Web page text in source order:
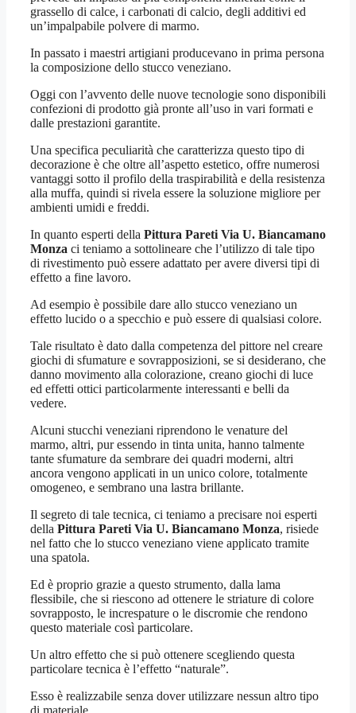
grassello di calce, i carbonati di calcio, degli additivi ed
un’impalpabile polvere di marmo.
In passato i maestri artigiani producevano in prima persona
la composizione dello stucco veneziano.
Oggi con l’avvento delle nuove tecnologie sono disponibili
confezioni di prodotto già pronte all’uso in vari formati e
dalle prestazioni garantite.
Una specifica peculiarità che caratterizza questo tipo di
decorazione è che oltre all’aspetto estetico, offre numerosi
vantaggi sotto il profilo della traspirabilità e della resistenza
alla muffa, quindi si rivela essere la soluzione migliore per
ambienti umidi e freddi.
In quanto esperti della Pittura Pareti Via U. Biancamano
Monza ci teniamo a sottolineare che l’utilizzo di tale tipo
di rivestimento può essere adattato per avere diversi tipi di
effetto a fine lavoro.
Ad esempio è possibile dare allo stucco veneziano un
effetto lucido o a specchio e può essere di qualsiasi colore.
Tale risultato è dato dalla competenza del pittore nel creare
giochi di sfumature e sovrapposizioni, se si desiderano, che
danno movimento alla colorazione, creano giochi di luce
ed effetti ottici particolarmente interessanti e belli da
vedere.
Alcuni stucchi veneziani riprendono le venature del
marmo, altri, pur essendo in tinta unita, hanno talmente
tante sfumature da sembrare dei quadri moderni, altri
ancora vengono applicati in un unico colore, totalmente
omogeneo, e sembrano una lastra brillante.
Il segreto di tale tecnica, ci teniamo a precisare noi esperti
della Pittura Pareti Via U. Biancamano Monza, risiede
nel fatto che lo stucco veneziano viene applicato tramite
una spatola.
Ed è proprio grazie a questo strumento, dalla lama
flessibile, che si riescono ad ottenere le striature di colore
sovrapposto, le increspature o le discromie che rendono
questo materiale così particolare.
Un altro effetto che si può ottenere scegliendo questa
particolare tecnica è l’effetto “naturale”.
Esso è realizzabile senza dover utilizzare nessun altro tipo
di materiale.